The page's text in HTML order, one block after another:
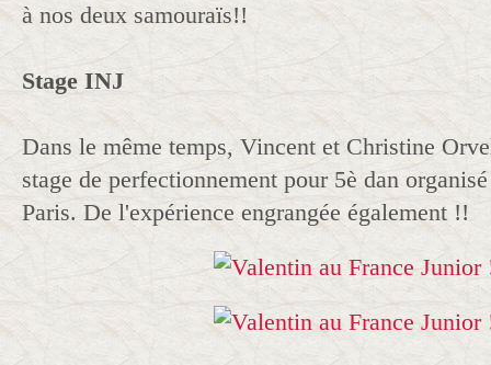
à nos deux samouraïs!!
Stage INJ
Dans le même temps, Vincent et Christine
stage de perfectionnement pour 5è dan
Paris. De l'expérience engrangée également !!